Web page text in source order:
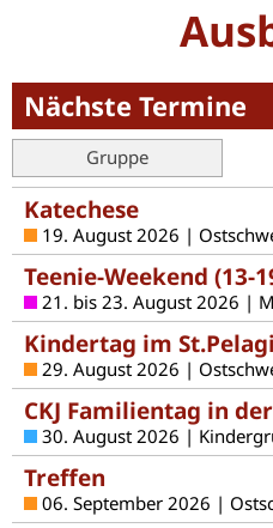
Nächste Termine
Gruppe
Katechese
19. August 2026 |
Teenie-Weekend (13-
21. bis 23. August 2026 |
Kindertag im
29. August 2026 |
CKJ Familientag in
30. August 2026 |
Treffen
06. September 2026 |